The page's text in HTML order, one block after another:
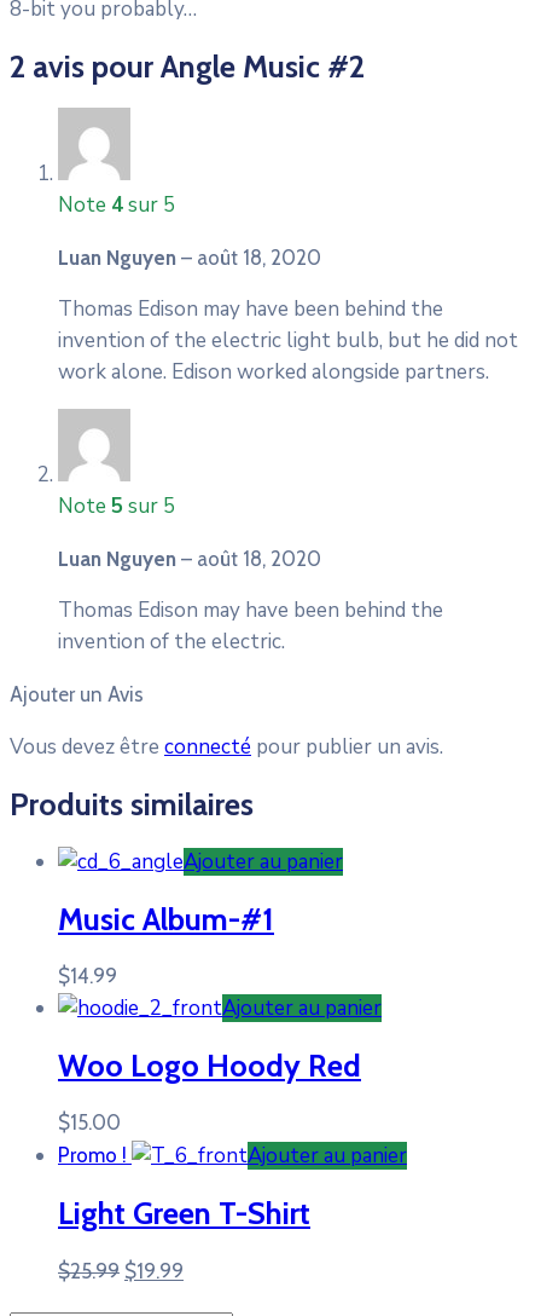
8-bit you probably…
2 avis pourAngle Music #2
Note 4sur 5
Luan Nguyen – août 18, 2020
Thomas Edison may have been behind the
invention of the electric light bulb, but he did not
work alone. Edison worked alongside partners.
Note 5 sur 5
Luan Nguyen – août 18, 2020
Thomas Edison may have been behind the
invention of the electric.
Ajouter un Avis
Vous devez être connecté pour publier un avis.
Produits similaires
Ajouter au panier
Music Album-#1
$14.99
Ajouter au panier
Woo Logo Hoody Red
$15.00
Promo !
Ajouter au panier
Light Green T-Shirt
$25.99 Le
$19.99